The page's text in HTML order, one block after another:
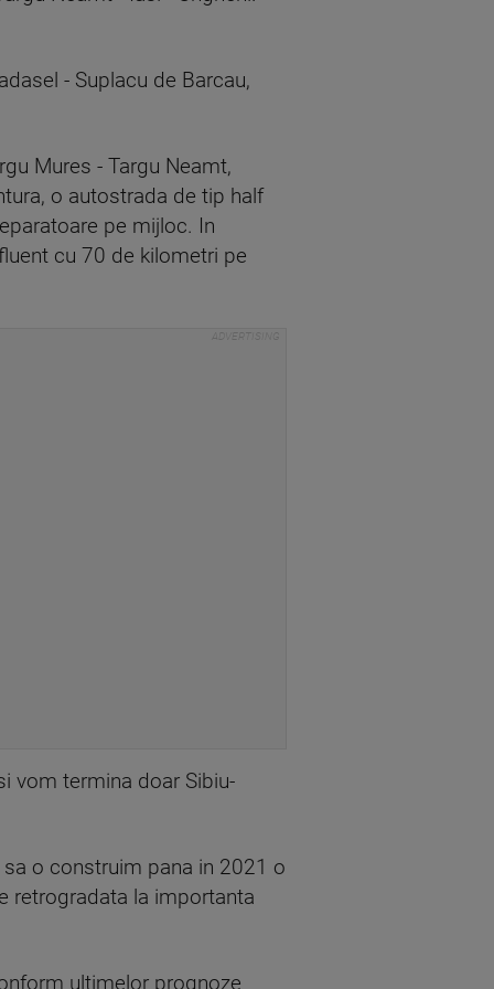
- Suplacu de Barcau,
Mures - Targu Neamt,
o autostrada de tip half
pe mijloc. In
cu 70 de kilometri pe
vom termina doar Sibiu-
o construim pana in 2021 o
retrogradata la importanta
ultimelor prognoze